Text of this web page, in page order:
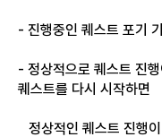
- 진행중인 퀘스트 포기
- 정상적으로 퀘스트 진
퀘스트를 다시 시작하면
정상적인 퀘스트 진행